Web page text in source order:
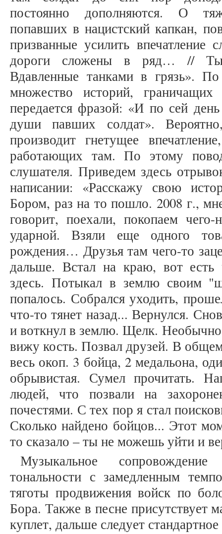
постоянно дополняются. О
попавших в нацистский капкан,
призванные усилить впечатление
дороги сложены в ряд… //
Вдавленные танками в грязь».
множество историй,
передается фразой: «И по сей
души павших солдат».
производит гнетущее
работающих там. По этому
слушателя. Приведем здесь
написании: «Расскажу свою
Бором, раз на то пошло. 2008 г.,
говорит, поехали, покопаем
ударной. Взяли еще одного
рождения… Друзья там чего-то
дальше. Встал на краю, вот есть
здесь. Потыкал в землю своим
попалось. Собрался уходить,
что-то тянет назад... Вернулся.
и воткнул в землю. Щелк.
вижу кость. Позвал друзей. В
весь окоп. 3 бойца, 2 медальона,
обрывистая. Сумел прочитать.
людей, что позвали на
почестями. С тех пор я стал
Сколько найдено бойцов... Этот
то сказало – ты не можешь уйти и
Музыкальное
тональности с замедленным
тяготы продвижения войск по
Бора. Также в песне присутствует
куплет, дальше следует